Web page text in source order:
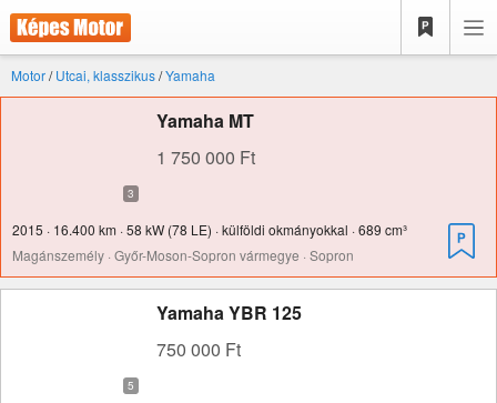
Motor/Utcai, klasszikus/Yamaha
Yamaha MT
1 750 000 Ft
2015 · 16.400 km · 58 kW (78 LE) · külföldi okmányokkal · 689 cm³
Magánszemély · Győr-Moson-Sopron vármegye · Sopron
Yamaha YBR 125
750 000 Ft